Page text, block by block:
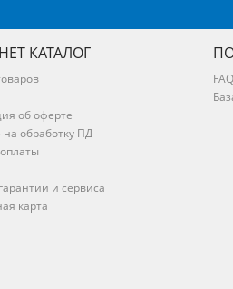
КАТАЛОГ
об оферте
на обработку ПД
и сервиса
карта
FAQ